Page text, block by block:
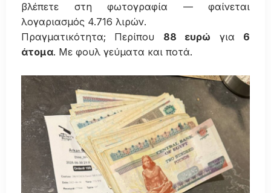
βλέπετε στη φωτογραφία — φαίνεται
λογαριασμός 4.716 λιρών.
Πραγματικότητα; Περίπου 88 ευρώ για 6
άτομα. Με φουλ γεύματα και ποτά.